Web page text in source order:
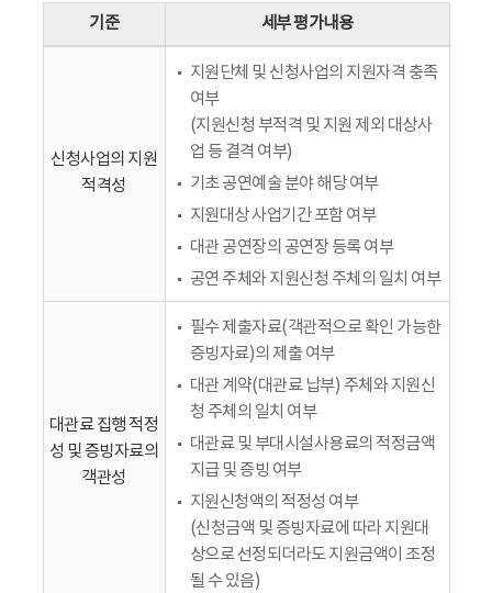
기준 세부 평가내용
신청사업의 지원
적격성
지원단체 및 신청사업의 지원자격 충족
여부
(지원신청 부적격 및 지원 제외 대상사
업 등 결격 여부)
기초 공연예술 분야 해당 여부
지원대상 사업기간 포함 여부
대관 공연장의 공연장 등록 여부
공연 주체와 지원신청 주체의 일치 여부
대관료 집행 적정
성 및 증빙자료의
객관성
필수 제출자료(객관적으로 확인 가능한
증빙자료)의 제출 여부
대관 계약(대관료 납부) 주체와 지원신
청 주체의 일치 여부
대관료 및 부대시설사용료의 적정금액
지급 및 증빙 여부
지원신청액의 적정성 여부
(신청금액 및 증빙자료에 따라 지원대
상으로 선정되더라도 지원금액이 조정
될 수 있음)